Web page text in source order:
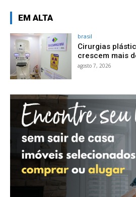
EM ALTA
brasil
Cirurgias
crescem mais
agosto 7, 2026